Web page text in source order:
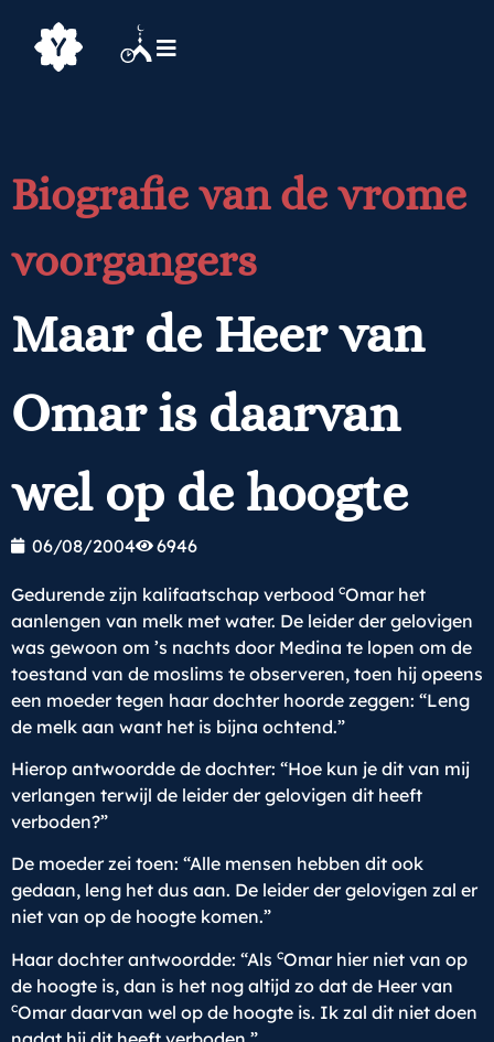
Biografie van de vrome
voorgangers
Maar de Heer van
Omar is daarvan
wel op de hoogte
06/08/2004 6946
Gedurende zijn kalifaatschap verbood cOmar het
aanlengen van melk met water. De leider der gelovigen
was gewoon om ’s nachts door Medina te lopen om de
toestand van de moslims te observeren, toen hij opeens
een moeder tegen haar dochter hoorde zeggen: “Leng
de melk aan want het is bijna ochtend.”
Hierop antwoordde de dochter: “Hoe kun je dit van mij
verlangen terwijl de leider der gelovigen dit heeft
verboden?”
De moeder zei toen: “Alle mensen hebben dit ook
gedaan, leng het dus aan. De leider der gelovigen zal er
niet van op de hoogte komen.”
Haar dochter antwoordde: “Als cOmar hier niet van op
de hoogte is, dan is het nog altijd zo dat de Heer van
cOmar daarvan wel op de hoogte is. Ik zal dit niet doen